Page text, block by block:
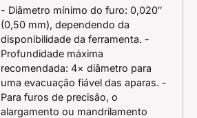
- Diâmetro mínimo do furo: 0,020″
(0,50 mm), dependendo da
disponibilidade da ferramenta. -
Profundidade máxima
recomendada: 4× diâmetro para
uma evacuação fiável das aparas. -
Para furos de precisão, o
alargamento ou mandrilamento